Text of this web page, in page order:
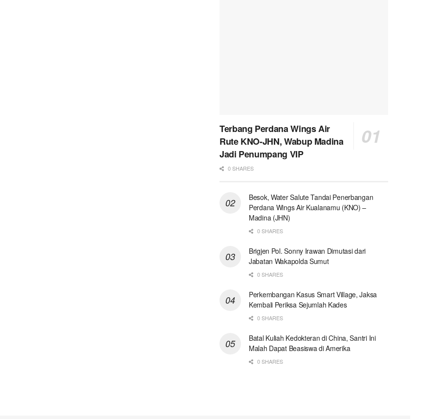
Terbang Perdana Wings Air
Rute KNO-JHN, Wabup Madina
Jadi Penumpang VIP
0 SHARES
Besok, Water Salute Tandai Penerbangan
Perdana Wings Air Kualanamu (KNO) –
Madina (JHN)
0 SHARES
Brigjen Pol. Sonny Irawan Dimutasi dari
Jabatan Wakapolda Sumut
0 SHARES
Perkembangan Kasus Smart Village, Jaksa
Kembali Periksa Sejumlah Kades
0 SHARES
Batal Kuliah Kedokteran di China, Santri Ini
Malah Dapat Beasiswa di Amerika
0 SHARES